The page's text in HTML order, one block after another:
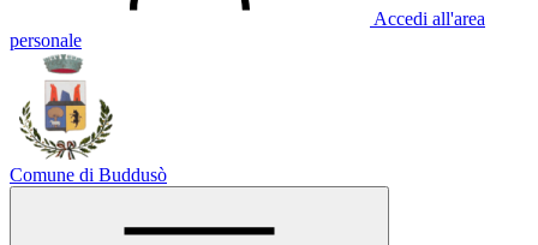
Accedi all'area
personale
Comune di Buddusò